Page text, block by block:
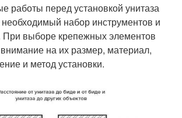
работы перед установкой унитаза
набор инструментов и
При выборе крепежных элементов
на их размер, материал,
и метод установки.